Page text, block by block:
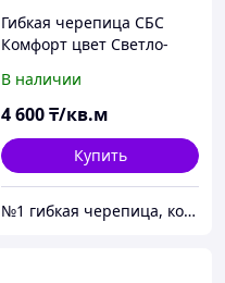
Гибкая черепица СБС
Комфорт цвет Светло-
Гарантия 30 лет
В наличии
4 600₸/кв.м
Купить
№1 гибкая черепица, композитная черепица из Европы, по лучшим ценам в Алматы